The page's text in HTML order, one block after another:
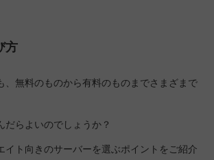
方
、無料のものから有料のものまでさまざまで
だらよいのでしょうか？
イト向きのサーバーを選ぶポイントをご紹介